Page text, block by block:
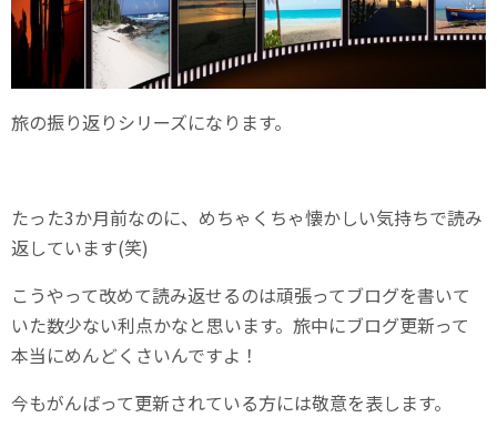
旅の振り返りシリーズになります。
たった3か月前なのに、めちゃくちゃ懐かしい気持ちで読み
返しています(笑)
こうやって改めて読み返せるのは頑張ってブログを書いて
いた数少ない利点かなと思います。旅中にブログ更新って
本当にめんどくさいんですよ！
今もがんばって更新されている方には敬意を表します。